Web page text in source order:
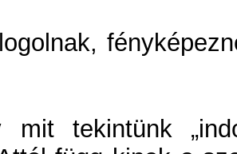
tekintünk